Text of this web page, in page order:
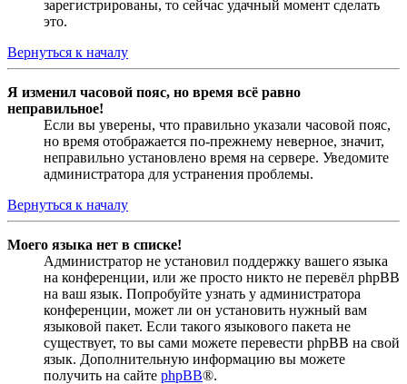
зарегистрированы, то сейчас удачный момент сделать
это.
Вернуться к началу
Я изменил часовой пояс, но время всё равно
неправильное!
Если вы уверены, что правильно указали часовой пояс,
но время отображается по-прежнему неверное, значит,
неправильно установлено время на сервере. Уведомите
администратора для устранения проблемы.
Вернуться к началу
Моего языка нет в списке!
Администратор не установил поддержку вашего языка
на конференции, или же просто никто не перевёл phpBB
на ваш язык. Попробуйте узнать у администратора
конференции, может ли он установить нужный вам
языковой пакет. Если такого языкового пакета не
существует, то вы сами можете перевести phpBB на свой
язык. Дополнительную информацию вы можете
получить на сайте phpBB®.